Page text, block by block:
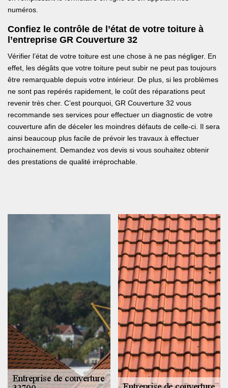
numéros.
Confiez le contrôle de l’état de votre toiture à
l’entreprise GR Couverture 32
Vérifier l’état de votre toiture est une chose à ne pas négliger. En
effet, les dégâts que votre toiture peut subir ne peut pas toujours
être remarquable depuis votre intérieur. De plus, si les problèmes
ne sont pas repérés rapidement, le coût des réparations peut
revenir très cher. C’est pourquoi, GR Couverture 32 vous
recommande ses services pour effectuer un diagnostic de votre
couverture afin de déceler les moindres défauts de celle-ci. Il sera
ainsi beaucoup plus facile de prévoir les travaux à effectuer
prochainement. Demandez vos devis si vous souhaitez obtenir
des prestations de qualité irréprochable.